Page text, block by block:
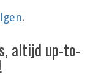
.
altijd up-to-